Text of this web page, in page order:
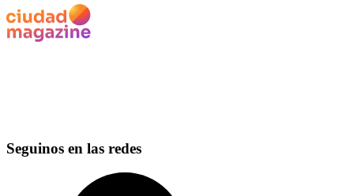
Seguinos en las redes